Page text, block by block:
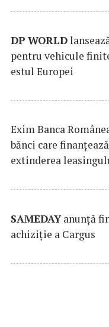
DP WORLD
pentru vehicule
estul Europei
Exim Banca
bănci care
extinderea
SAMEDAYanunță
achiziție a Cargus